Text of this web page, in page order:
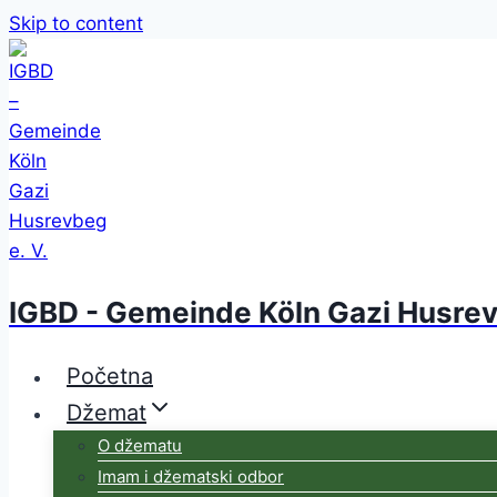
Skip to content
IGBD - Gemeinde Köln Gazi
Početna
Džemat
O džematu
Imam i džematski odbor